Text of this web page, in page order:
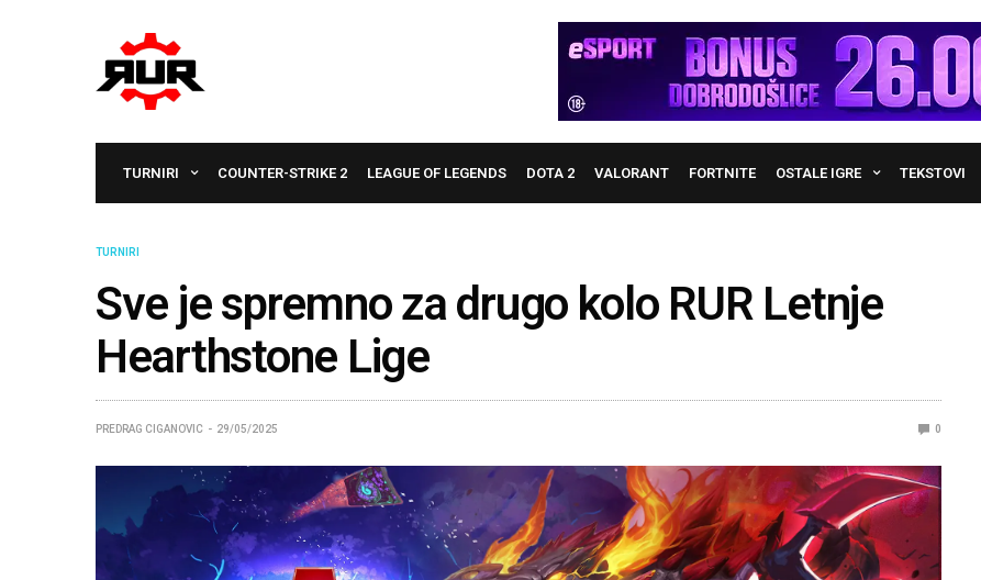
TURNIRI COUNTER-STRIKE 2 LEAGUE OF LEGENDS DOTA 2 VALORANT FORTNITE OSTALE IGRE TEKSTOVI
TURNIRI
Sve je spremno za drugo kolo RUR Letnje
Hearthstone Lige
PREDRAG CIGANOVIC 29/05/2025 0